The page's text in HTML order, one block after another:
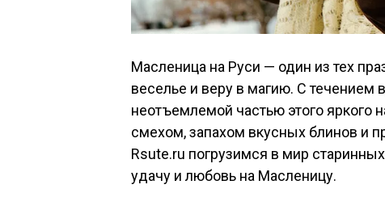
Масленица на Руси — один из тех
веселье и веру в магию. С течением
неотъемлемой частью этого яркого
смехом, запахом вкусных блинов и
Rsute.ru погрузимся в мир
удачу и любовь на Масленицу.